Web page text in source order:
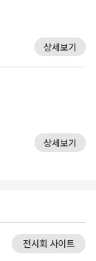
상세보기
상세보기
전시회 사이트